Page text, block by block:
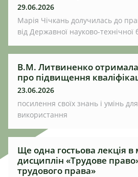
29.06.2026
Марія Чічкань долучилась до
від Державної науково-технічної
В.М. Литвиненко
про підвищення
23.06.2026
посилення своїх знань і умінь
використання
Ще одна гостьова лекція
дисциплін «Трудове
трудового права»